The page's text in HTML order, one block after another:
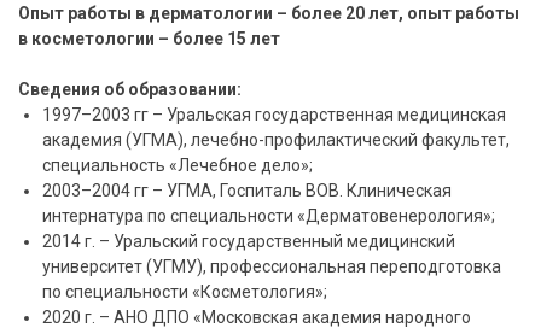
Опыт работы в дерматологии – более 20 лет, опыт работы
в косметологии – более 15 лет
Сведения об образовании:
1997–2003 гг – Уральская государственная медицинская
академия (УГМА), лечебно-профилактический факультет,
специальность «Лечебное дело»;
2003–2004 гг – УГМА, Госпиталь ВОВ. Клиническая
интернатура по специальности «Дерматовенерология»;
2014 г. – Уральский государственный медицинский
университет (УГМУ), профессиональная переподготовка
по специальности «Косметология»;
2020 г. – АНО ДПО «Московская академия народного